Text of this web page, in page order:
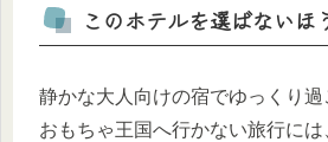
このホテルを選ばないほ
静かな大人向けの宿でゆっくり過
おもちゃ王国へ行かない旅行に